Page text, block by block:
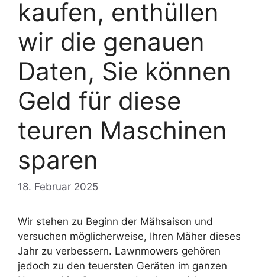
kaufen, enthüllen
wir die genauen
Daten, Sie können
Geld für diese
teuren Maschinen
sparen
18. Februar 2025
Wir stehen zu Beginn der Mähsaison und
versuchen möglicherweise, Ihren Mäher dieses
Jahr zu verbessern. Lawnmowers gehören
jedoch zu den teuersten Geräten im ganzen